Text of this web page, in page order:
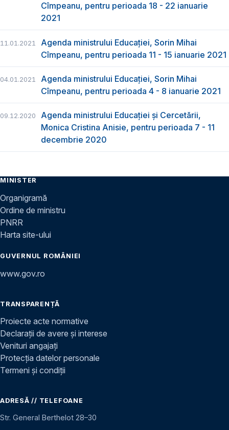
Cîmpeanu, pentru perioada 18 - 22 ianuarie
2021
11.01.2021
Agenda ministrului Educației, Sorin Mihai
Cîmpeanu, pentru perioada 11 - 15 ianuarie 2021
04.01.2021
Agenda ministrului Educației, Sorin Mihai
Cîmpeanu, pentru perioada 4 - 8 ianuarie 2021
09.12.2020
Agenda ministrului Educației și Cercetării,
Monica Cristina Anisie, pentru perioada 7 - 11
decembrie 2020
MINISTER
Organigramă
Ordine de ministru
PNRR
Harta site-ului
GUVERNUL ROMÂNIEI
www.gov.ro
TRANSPARENȚĂ
Proiecte acte normative
Declarații de avere și interese
Venituri angajați
Protecția datelor personale
Termeni și condiții
ADRESĂ // TELEFOANE
Str. General Berthelot 28–30